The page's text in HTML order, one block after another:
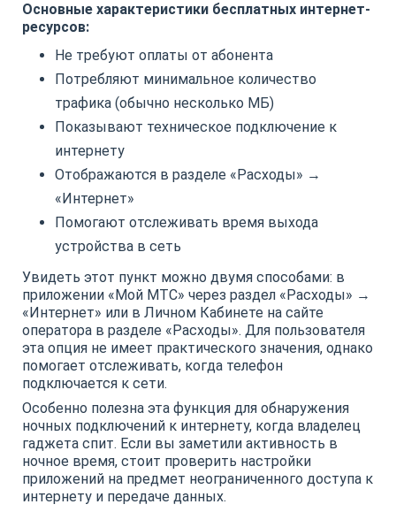
Основные характеристики бесплатных интернет-
ресурсов:
Не требуют оплаты от абонента
Потребляют минимальное количество
трафика (обычно несколько МБ)
Показывают техническое подключение к
интернету
Отображаются в разделе «Расходы» →
«Интернет»
Помогают отслеживать время выхода
устройства в сеть
Увидеть этот пункт можно двумя способами: в
приложении «Мой МТС» через раздел «Расходы» →
«Интернет» или в Личном Кабинете на сайте
оператора в разделе «Расходы». Для пользователя
эта опция не имеет практического значения, однако
помогает отслеживать, когда телефон
подключается к сети.
Особенно полезна эта функция для обнаружения
ночных подключений к интернету, когда владелец
гаджета спит. Если вы заметили активность в
ночное время, стоит проверить настройки
приложений на предмет неограниченного доступа к
интернету и передаче данных.